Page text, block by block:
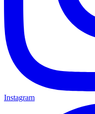
Instagram